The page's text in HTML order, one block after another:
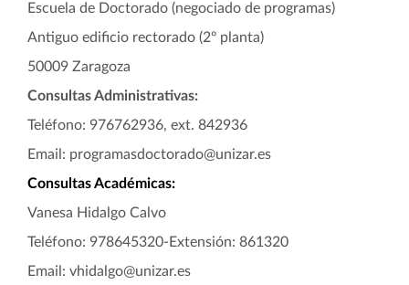
Escuela de Doctorado (negociado de programas)
Antiguo edificio rectorado (2º planta)
50009 Zaragoza
Consultas Administrativas:
Teléfono: 976762936, ext. 842936
Email: programasdoctorado@unizar.es
Consultas Académicas:
Vanesa Hidalgo Calvo
Teléfono: 978645320-Extensión: 861320
Email: vhidalgo@unizar.es